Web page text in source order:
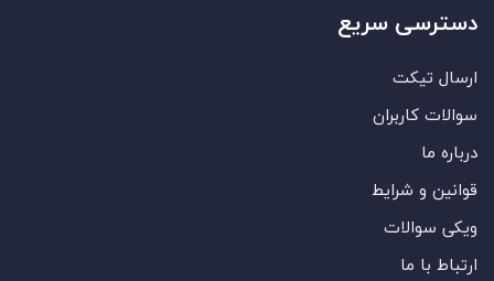
دسترسی سریع
ارسال تیکت
سوالات کاربران
درباره ما
قوانین و شرایط
ویکی سوالات
ارتباط با ما